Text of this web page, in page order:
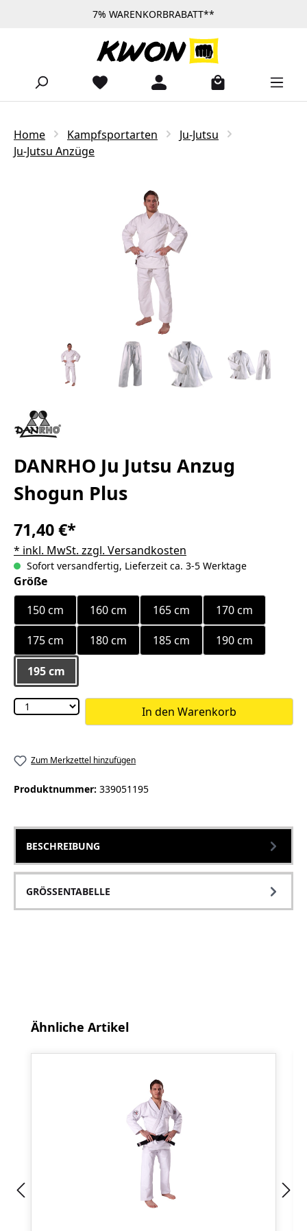
Zum Hauptinhalt springen7% WARENKORBRABATT**
Home Kampfsportarten
Ju-Jutsu
Ju-Jutsu Anzüge
DANRHO Ju Jutsu Anzug
Shogun Plus
71,40 €*
* inkl. MwSt. zzgl. Versandkosten
Sofort versandfertig, Lieferzeit ca. 3-5 Werktage
Größeauswählen
150 cm
160 cm 165 cm
170 cm
175 cm
180 cm 185 cm 190 cm
195 cm
In den Warenkorb
Zum Merkzettel hinzufügen
Produktnummer: 339051195
BESCHREIBUNG
GRÖSSENTABELLE
Produktgalerie überspringen
Ähnliche Artikel